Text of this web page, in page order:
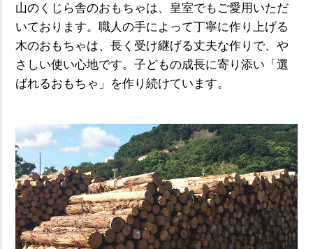
山のくじら舎のおもちゃは、皇室でもご愛用いただ
いております。職人の手によって丁寧に作り上げる
木のおもちゃは、長く受け継げる丈夫な作りで、や
さしい使い心地です。子どもの成長に寄り添い「選
ばれるおもちゃ」を作り続けています。